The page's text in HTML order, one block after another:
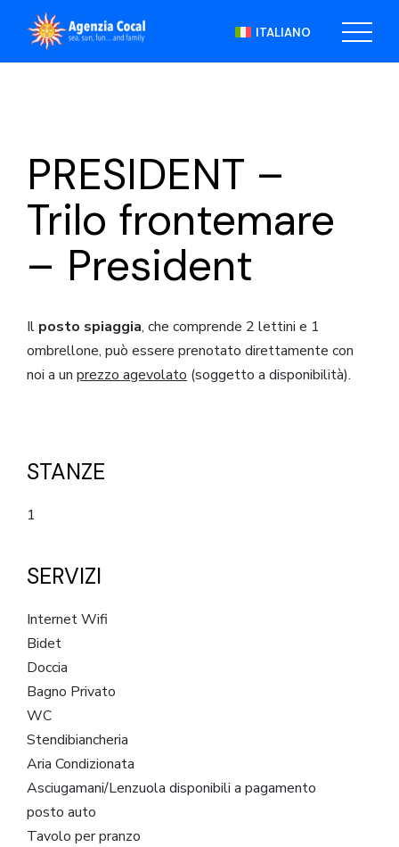
content
ITALIANO
PRESIDENT –
Trilo frontemare
– President
Il posto spiaggia, che comprende 2 lettini e 1
ombrellone, può essere prenotato direttamente con
noi a un prezzo agevolato (soggetto a disponibilità).
STANZE
1
SERVIZI
Internet Wifi
Bidet
Doccia
Bagno Privato
WC
Stendibiancheria
Aria Condizionata
Asciugamani/Lenzuola disponibili a pagamento
posto auto
Tavolo per pranzo